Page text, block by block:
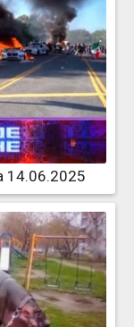
14.06.2025